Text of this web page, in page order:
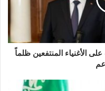
المنتفعين ظلماً